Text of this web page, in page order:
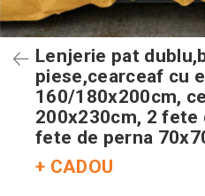
Lenjerie pat
piese,cearceaf cu
160/180x200cm,
200x230cm, 2 fete
fete de perna
+ CADOU